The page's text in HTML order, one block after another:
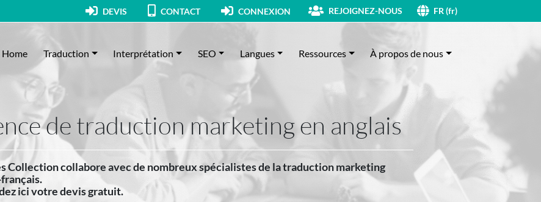
DEVIS CONTACT CONNEXION REJOIGNEZ-NOUS FR (fr)
Home Traduction Interprétation SEO Langues Ressources À propos de nous
de traduction marketing en anglais
Collection collabore avec de nombreux spécialistes de la traduction marketing
ici votre devis gratuit.